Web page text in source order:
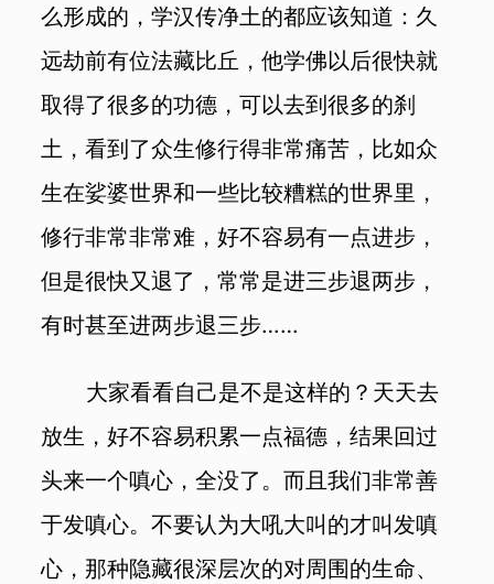
么形成的，学汉传净土的都应该知道：久
远劫前有位法藏比丘，他学佛以后很快就
取得了很多的功德，可以去到很多的刹
土，看到了众生修行得非常痛苦，比如众
生在娑婆世界和一些比较糟糕的世界里，
修行非常非常难，好不容易有一点进步，
但是很快又退了，常常是进三步退两步，
有时甚至进两步退三步……
大家看看自己是不是这样的？天天去
放生，好不容易积累一点福德，结果回过
头来一个嗔心，全没了。而且我们非常善
于发嗔心。不要认为大吼大叫的才叫发嗔
心，那种隐藏很深层次的对周围的生命、